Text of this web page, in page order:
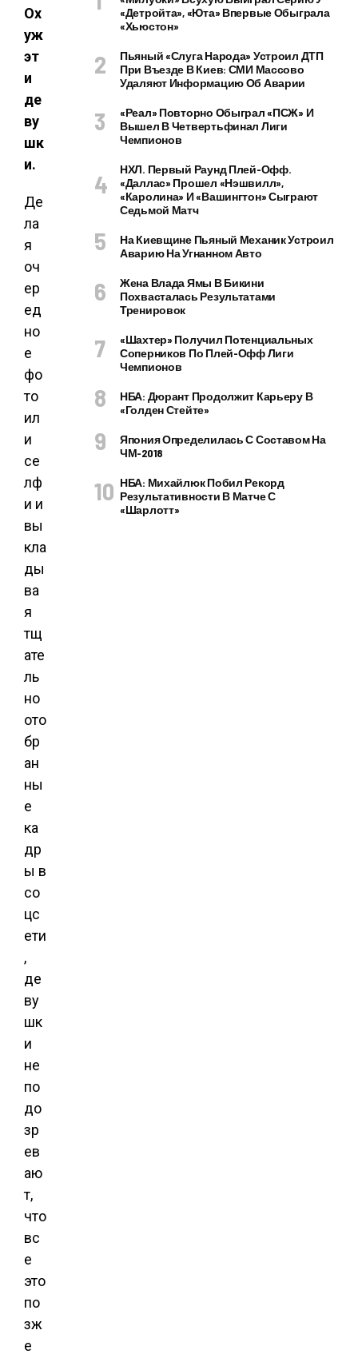
Ох
уж
эт
и
де
ву
шк
и.
Де
ла
я
оч
ер
ед
но
е
фо
то
ил
и
се
лф
и и
вы
кла
ды
ва
я
тщ
ате
ль
но
ото
бр
ан
ны
е
ка
др
ы в
со
цс
ети
,
де
ву
шк
и
не
по
до
зр
ев
аю
т,
что
вс
е
это
по
зж
е
«Детройта», «Юта» Впервые Обыграла
«Хьюстон»
Пьяный «слуга Народа» Устроил ДТП
При Въезде В Киев: СМИ Массово
Удаляют Информацию Об Аварии
«Реал» Повторно Обыграл «ПСЖ» И
Вышел В Четвертьфинал Лиги
Чемпионов
НХЛ. Первый Раунд Плей-Офф.
«Даллас» Прошел «Нэшвилл»,
«Каролина» И «Вашингтон» Сыграют
Седьмой Матч
На Киевщине Пьяный Механик Устроил
Аварию На Угнанном Авто
Жена Влада Ямы В Бикини
Похвасталась Результатами
Тренировок
«Шахтер» Получил Потенциальных
Соперников По Плей-Офф Лиги
Чемпионов
НБА: Дюрант Продолжит Карьеру В
«Голден Стейте»
Япония Определилась С Составом На
ЧМ-2018
НБА: Михайлюк Побил Рекорд
Результативности В Матче С
«Шарлотт»